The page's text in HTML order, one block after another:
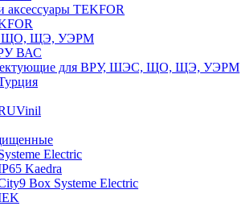
аксессуары TEKFOR
ЩО, ЩЭ, УЭРМ
ВАС
для ВРУ, ШЭС, ЩО, ЩЭ, УЭРМ
Electric
Kaedra
Box Systeme Electric